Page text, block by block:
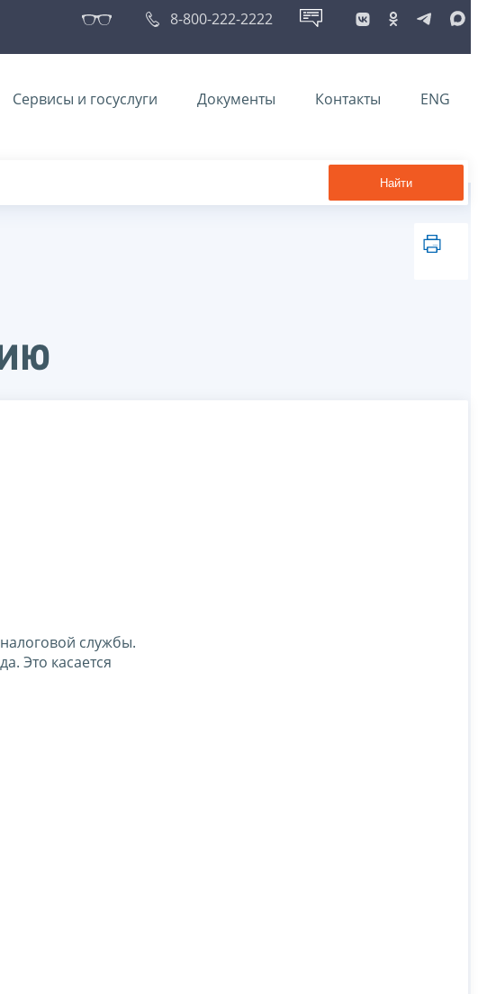
8-800-222-2222
Сервисы и госуслуги Документы Контакты ENG
Найти
службы.
Это касается